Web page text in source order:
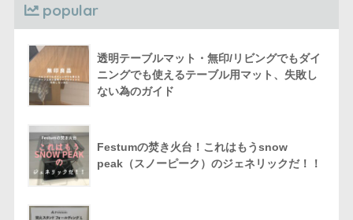
popular
透明テーブルマット・無印/リビングでもダイ
ニングでも使えるテーブル用マット、失敗し
ない為のガイド
Festumの焚き火台！これはもうsnow
peak（スノーピーク）のジェネリックだ！！